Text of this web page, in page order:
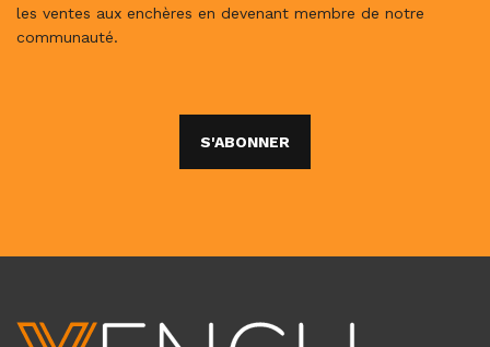
les ventes aux enchères en devenant membre de notre
communauté.
S'ABONNER